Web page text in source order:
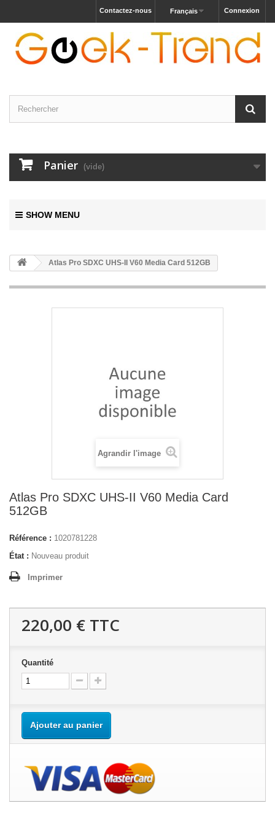
Connexion
Français
Contactez-nous
Panier (vide)
SHOW MENU
Atlas Pro SDXC UHS-II V60 Media Card 512GB
Agrandir l'image
Atlas Pro SDXC UHS-II V60 Media Card
512GB
Référence : 1020781228
État : Nouveau produit
Imprimer
220,00 € TTC
Quantité
Ajouter au panier